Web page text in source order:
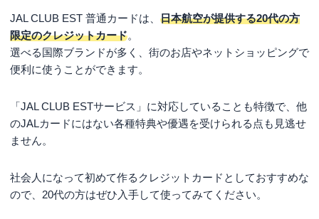
搭乗ボーナスマイルが上乗せされる
毎年5,000円相当のe JALポイントをゲット
FLY ONポイントの毎年付与で会員ランクアップを狙え
VIP向けサクララウンジを年5回利用可
ビジネスクラスのチェックインカウンターを利用可
JALカードショッピングマイル・プレミアムが標準付帯
空港を快適に利用できる
JAL CLUB EST 普通カードは、 日本航空が提供する20代の方
限定のクレジットカード。
選べる国際ブランドが多く、街のお店やネットショッピングで
便利に使うことができます。
「JAL CLUB ESTサービス」に対応していることも特徴で、他
のJALカードにはない各種特典や優遇を受けられる点も見逃せ
ません。
社会人になって初めて作るクレジットカードとしておすすめな
ので、20代の方はぜひ入手して使ってみてください。